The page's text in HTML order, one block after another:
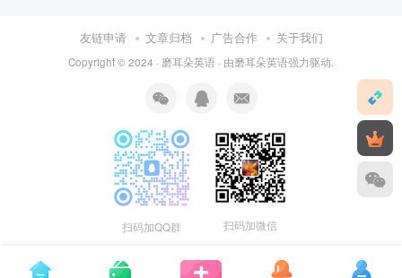
友链申请 文章归档 广告合作 关于我们
Copyright © 2024 · 磨耳朵英语 · 由磨耳朵英语强力驱动.
扫码加QQ群 扫码加微信